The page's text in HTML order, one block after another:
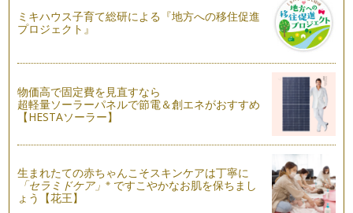
さまざまな飲み物に入っているカフェイン
コーヒー以外で入っている物として、すぐにあげられるのが
「お茶」。 お茶については、…
カフェインを抜く方法や、デカフェを作る方法は今まで書いて
来ましたが、そもそもカフェインレス…
毎年、年に１回、アジア最大のスペシャルティコーヒーイベン
●月●日は、コーヒーの日！
1983年（昭和58年）、全日本コーヒー協会は、10月1日をコ
ミキハウス子育て総研による『地方への移住促進
プロジェクト』
物価高で固定費を見直すなら
超軽量ソーラーパネルで節電＆創エネがおすすめ
【HESTAソーラー】
生まれたての赤ちゃんこそスキンケアは丁寧に
「セラミドケア」※ ですこやかなお肌を保ちまし
ょう【花王】